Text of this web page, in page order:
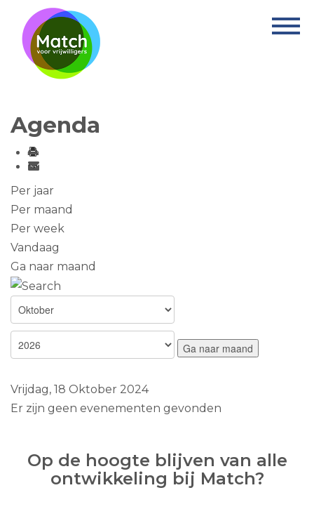
Home
Activiteiten
Informatie
Agenda
Per jaar
Per maand
Per week
Vandaag
Ga naar maand
Ga naar maand
Vrijdag, 18 Oktober 2024
Er zijn geen evenementen gevonden
Op de hoogte blijven van alle
ontwikkeling bij Match?